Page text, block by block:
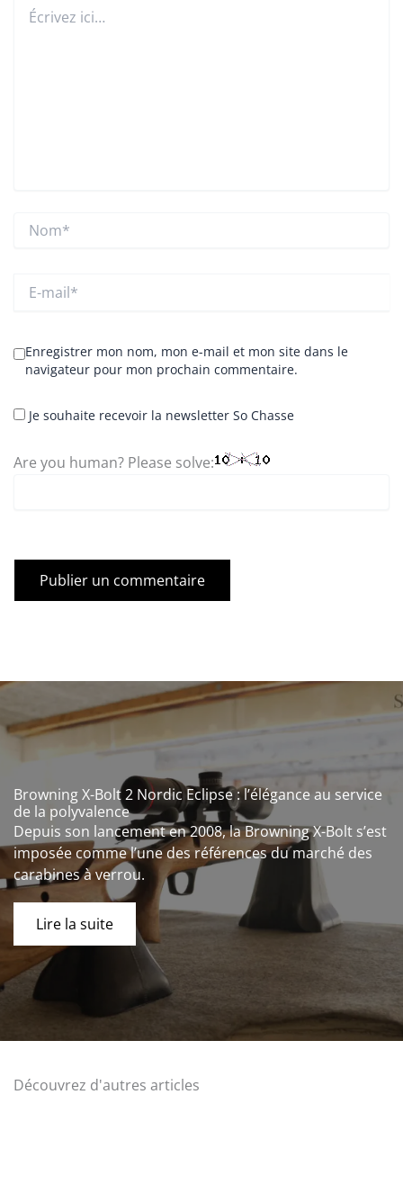
ici…
mail*
Enregistrer mon nom, mon e-mail et mon site dans le
navigateur pour mon prochain commentaire.
Je souhaite recevoir la newsletter So Chasse
Are you human? Please solve:
Browning X-Bolt 2 Nordic Eclipse : l’élégance au service
de la polyvalence
Depuis son lancement en 2008, la Browning X-Bolt s’est
imposée comme l’une des références du marché des
carabines à verrou.
Lire la suite
Découvrez d'autres articles